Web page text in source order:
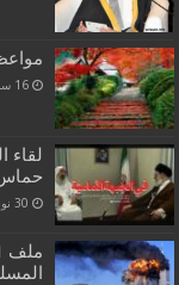
16 سبتمبر,2015
لقاء
حماس
30 نوفمبر,2023